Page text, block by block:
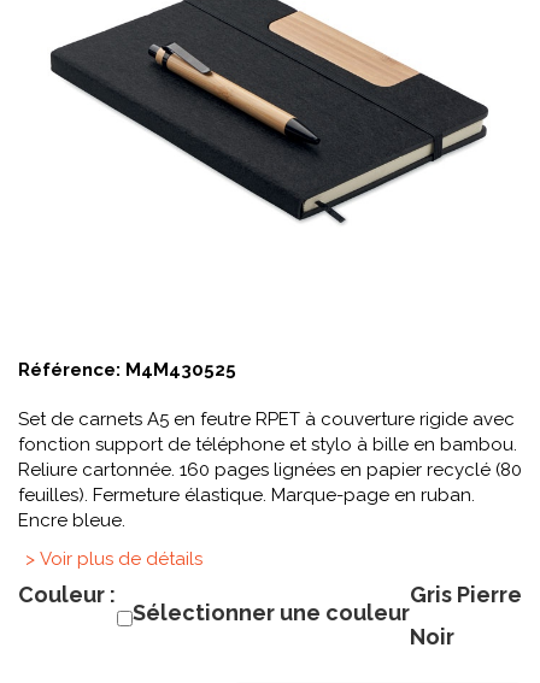
Référence: M4M430525
Set de carnets A5 en feutre RPET à couverture rigide avec
fonction support de téléphone et stylo à bille en bambou.
Reliure cartonnée. 160 pages lignées en papier recyclé (80
feuilles). Fermeture élastique. Marque-page en ruban.
Encre bleue.
> Voir plus de détails
Couleur :
Sélectionner une couleur
Gris Pierre
Noir